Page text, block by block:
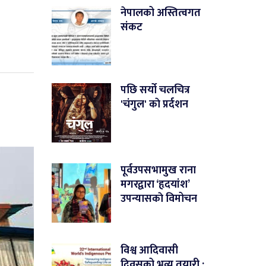
नेपालको अस्तित्वगत
संकट
पछि सर्यो चलचित्र
'चंगुल' काे प्रर्दशन
पूर्वउपसभामुख राना
मगरद्वारा ‘हृदयांश’
उपन्यासकाे विमोचन
विश्व आदिवासी